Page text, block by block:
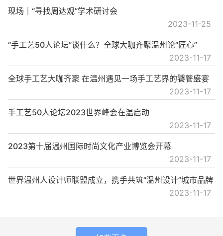
2023-11-25
现场｜“寻找周达观”学术研讨会
2023-11-17
“手工艺50人论坛”谈什么？全球大咖齐聚温州论“匠心”
2023-11-17
全球手工艺大咖齐聚 在温州遇见一场手工艺界的饕餮盛宴
2023-11-17
手工艺50人论坛2023世界峰会在温启动
2023-11-17
2023第十届温州国际时尚文化产业博览会开幕
2023-11-17
世界温州人设计师联盟成立，携手共筑“温州设计”城市品牌